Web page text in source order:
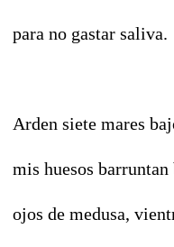
para no gastar saliva.
Arden siete mares
mis huesos
ojos de medusa,